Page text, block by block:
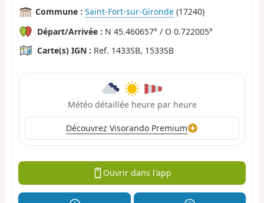
Commune : Saint-Fort-sur-Gironde (17240)
Départ/Arrivée : N 45.460657° / O 0.722005°
Carte(s) IGN : Ref. 1433SB, 1533SB
Météo détaillée heure par heure
Découvrez Visorando Premium
Ouvrir dans l'app